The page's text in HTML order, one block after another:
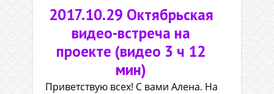
2017.10.29 Октябрьская
видео-встреча на
проекте (видео 3 ч 12
мин)
Приветствую всех! С вами Алена. На